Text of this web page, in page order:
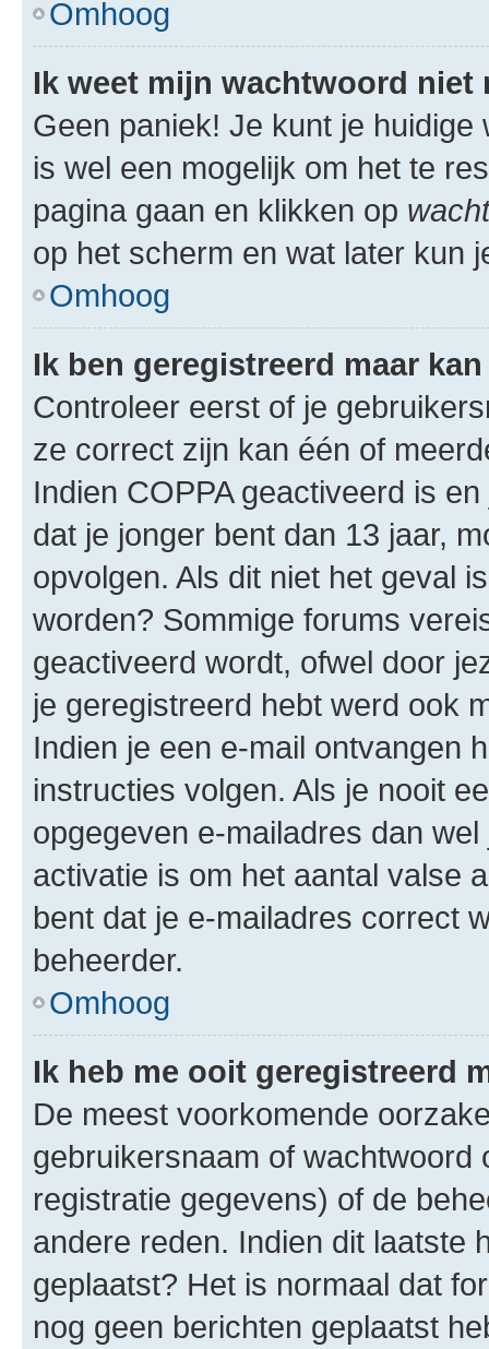
Omhoog
Ik weet mijn wachtwoord niet
Geen paniek! Je kunt je
is wel een mogelijk om het te
pagina gaan en klikken op
op het scherm en wat later kun
Omhoog
Ik ben geregistreerd maar
Controleer eerst of je
ze correct zijn kan één of
Indien COPPA geactiveerd is
dat je jonger bent dan 13 jaar,
opvolgen. Als dit niet het geval
worden? Sommige forums
geactiveerd wordt, ofwel door
je geregistreerd hebt werd ook
Indien je een e-mail ontvangen
instructies volgen. Als je nooit
opgegeven e-mailadres dan
activatie is om het aantal valse
bent dat je e-mailadres correct
beheerder.
Omhoog
Ik heb me ooit geregistreerd
De meest voorkomende
gebruikersnaam of wachtwoord
registratie gegevens) of de
andere reden. Indien dit laatste
geplaatst? Het is normaal dat
nog geen berichten geplaatst